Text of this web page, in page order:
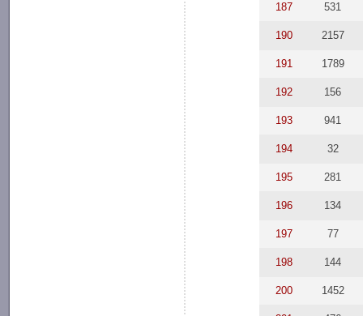
187 531
190 2157
191 1789
192 156
193 941
194 32
195 281
196 134
197 77
198 144
200 1452